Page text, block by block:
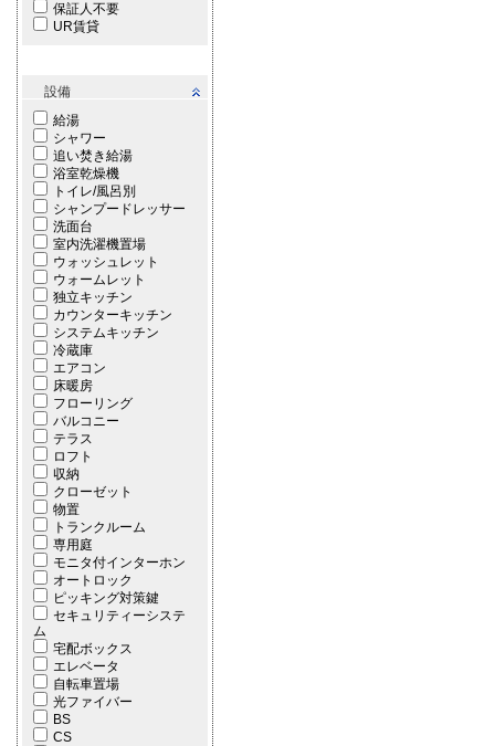
保証人不要
UR賃貸
設備
給湯
シャワー
追い焚き給湯
浴室乾燥機
トイレ/風呂別
シャンプードレッサー
洗面台
室内洗濯機置場
ウォッシュレット
ウォームレット
独立キッチン
カウンターキッチン
システムキッチン
冷蔵庫
エアコン
床暖房
フローリング
バルコニー
テラス
ロフト
収納
クローゼット
物置
トランクルーム
専用庭
モニタ付インターホン
オートロック
ピッキング対策鍵
セキュリティーシステ
ム
宅配ボックス
エレベータ
自転車置場
光ファイバー
BS
CS